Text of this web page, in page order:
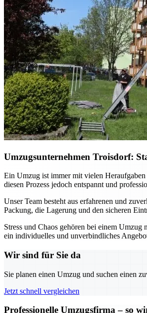
Umzugsunternehmen Troisdorf:
Ein Umzug ist immer mit vielen
diesen Prozess jedoch entspannt und
Unser Team besteht aus erfahrenen und
Packung, die Lagerung und den sicheren
Stress und Chaos gehören bei einem
ein individuelles und unverbindliches
Wir sind für Sie da
Sie planen einen Umzug und suchen einen
Jetzt schnell vergleichen
Professionelle Umzugsfirma – so